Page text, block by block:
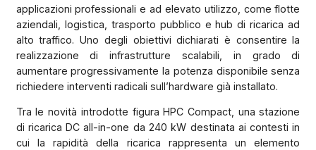
applicazioni professionali e ad elevato utilizzo, come flotte
aziendali, logistica, trasporto pubblico e hub di ricarica ad
alto traffico. Uno degli obiettivi dichiarati è consentire la
realizzazione di infrastrutture scalabili, in grado di
aumentare progressivamente la potenza disponibile senza
richiedere interventi radicali sull’hardware già installato.
Tra le novità introdotte figura HPC Compact, una stazione
di ricarica DC all-in-one da 240 kW destinata ai contesti in
cui la rapidità della ricarica rappresenta un elemento